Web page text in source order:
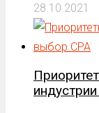
28.10.2021